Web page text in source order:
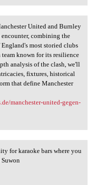
Manchester
United and Burnley
combining the
most storied clubs
known for its resilience
analysis of the clash, we'll
fixtures, historical
that define Manchester
manchester-united-gegen-
for
for karaoke bars where you